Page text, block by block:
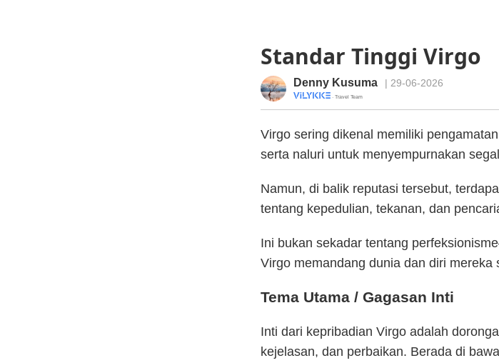
Standar Tinggi Virgo
Denny Kusuma | 29-06-2026
· Travel Team
Virgo sering dikenal memiliki
serta naluri untuk menyempurnakan
Namun, di balik reputasi tersebut,
tentang kepedulian, tekanan, dan
Ini bukan sekadar tentang
Virgo memandang dunia dan diri mereka
Tema Utama / Gagasan Inti
Inti dari kepribadian Virgo adalah
kejelasan, dan perbaikan. Berada di